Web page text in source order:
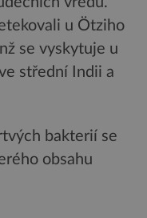
u Ötziho
se vyskytuje u
střední Indii a
bakterií se
obsahu